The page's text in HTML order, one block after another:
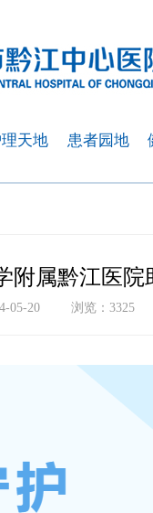
天地 患者园地
附属黔江医
05-20 浏览：3325